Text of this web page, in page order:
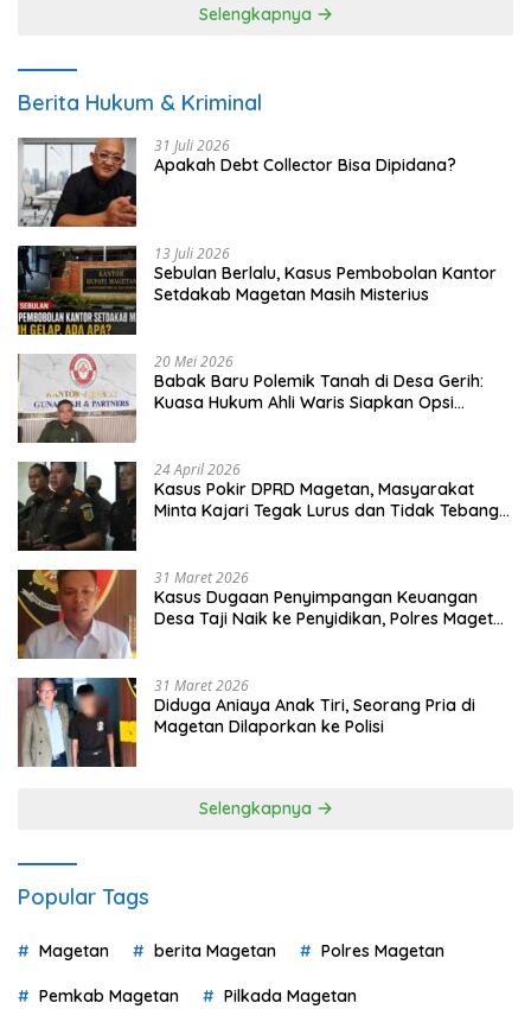
Selengkapnya
Berita Hukum & Kriminal
31 Juli 2026
Apakah Debt Collector Bisa Dipidana?
13 Juli 2026
Sebulan Berlalu, Kasus Pembobolan Kantor
Setdakab Magetan Masih Misterius
20 Mei 2026
Babak Baru Polemik Tanah di Desa Gerih:
Kuasa Hukum Ahli Waris Siapkan Opsi
24 April 2026
Kasus Pokir DPRD Magetan, Masyarakat
Minta Kajari Tegak Lurus dan Tidak Tebang
31 Maret 2026
Kasus Dugaan Penyimpangan Keuangan
Desa Taji Naik ke Penyidikan, Polres Magetan
31 Maret 2026
Diduga Aniaya Anak Tiri, Seorang Pria di
Magetan Dilaporkan ke Polisi
Selengkapnya
Popular Tags
Magetan berita Magetan Polres Magetan
Pemkab Magetan Pilkada Magetan